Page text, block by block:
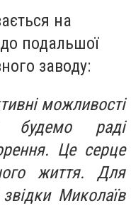
на
подальшої
заводу:
можливості
будемо раді
Це серце
життя. Для
Миколаїв